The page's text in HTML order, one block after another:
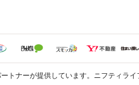
トナーが提供しています。ニフティラ